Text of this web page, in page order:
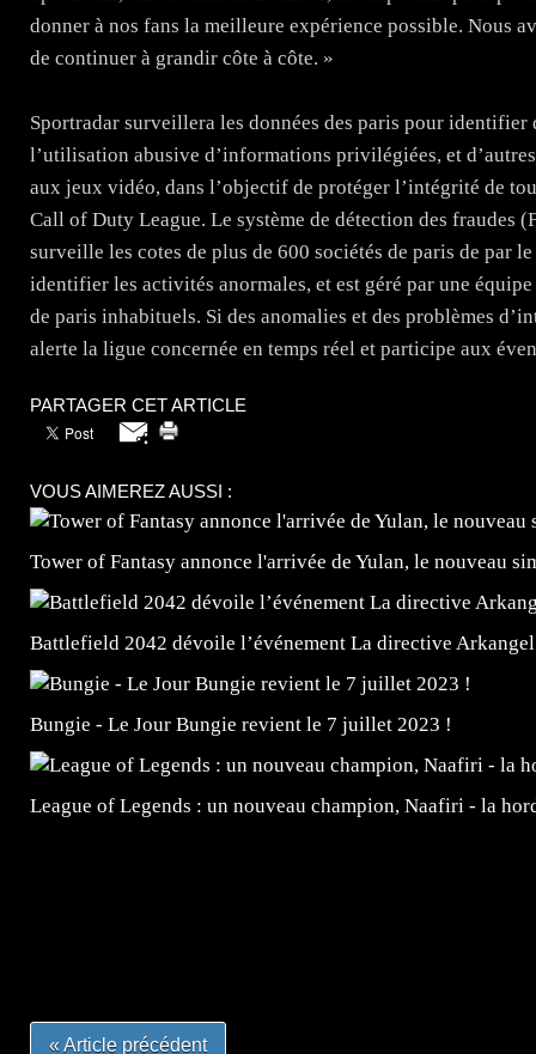
donner à nos fans la meilleure expérience possible. Nous
de continuer à grandir côte à côte. »
Sportradar surveillera les données des paris pour identifier
l’utilisation abusive d’informations privilégiées, et
aux jeux vidéo, dans l’objectif de protéger l’intégrité de
Call of Duty League. Le système de détection des fraudes
surveille les cotes de plus de 600 sociétés de paris de par
identifier les activités anormales, et est géré par une
de paris inhabituels. Si des anomalies et des problèmes
alerte la ligue concernée en temps réel et participe aux
PARTAGER CET ARTICLE
VOUS AIMEREZ AUSSI :
Tower of Fantasy annonce l'arrivée de Yulan, le nouveau
Battlefield 2042 dévoile l’événement La directive Arkangel
Bungie - Le Jour Bungie revient le 7 juillet 2023 !
League of Legends : un nouveau champion, Naafiri - la
« Article précédent